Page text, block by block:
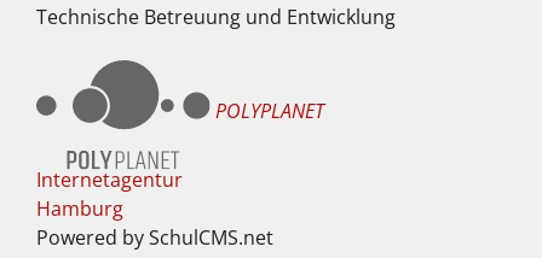
Technische Betreuung und Entwicklung
POLYPLANET
Internetagentur
Hamburg
Powered by SchulCMS.net